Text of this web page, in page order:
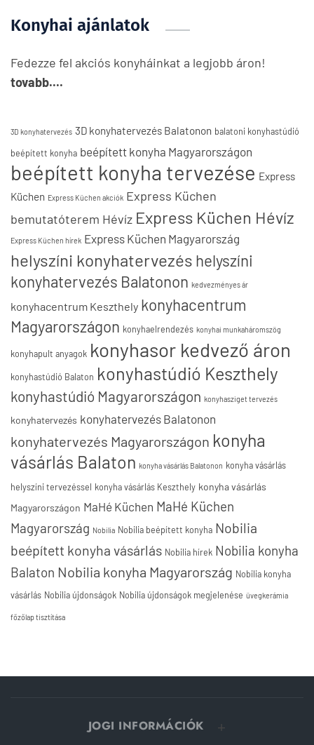
Konyhai ajánlatok
Fedezze fel akciós konyháinkat a legjobb áron!
tovabb....
3D konyhatervezés 3D konyhatervezés Balatonon balatoni konyhastúdió
beépített konyha beépített konyha Magyarországon
beépített konyha tervezése Express
Küchen Express Küchen akciók Express Küchen
bemutatóterem Hévíz Express Küchen Hévíz
Express Küchen hírek Express Küchen Magyarország
helyszíni konyhatervezés helyszíni
konyhatervezés Balatonon kedvezményes ár
konyhacentrum Keszthely konyhacentrum
Magyarországon konyhaelrendezés konyhai munkaháromszög
konyhapult anyagok konyhasor kedvező áron
konyhastúdió Balaton konyhastúdió Keszthely
konyhastúdió Magyarországon konyhasziget tervezés
konyhatervezés konyhatervezés Balatonon
konyhatervezés Magyarországon konyha
vásárlás Balaton konyha vásárlás Balatonon konyha vásárlás
helyszíni tervezéssel konyha vásárlás Keszthely konyha vásárlás
Magyarországon MaHé Küchen MaHé Küchen
Magyarország Nobilia Nobilia beépített konyha Nobilia
beépített konyha vásárlás Nobilia hírek Nobilia konyha
Balaton Nobilia konyha Magyarország Nobilia konyha
vásárlás Nobilia újdonságok Nobilia újdonságok megjelenése üvegkerámia
főzőlap tisztítása
JOGI INFORMÁCIÓK